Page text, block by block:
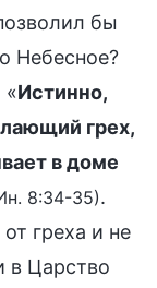
бы
Небесное?
«Истинно,
грех,
в доме
8:34-35).
греха и не
в Царство